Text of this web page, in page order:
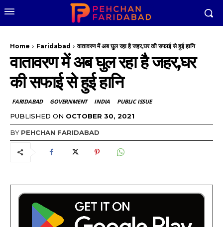
Home Faridabad वातावरण में अब घुल रहा है जहर,घर की सफाई से हुई हानि
वातावरण में अब घुल रहा है जहर,घर
की सफाई से हुई हानि
FARIDABAD GOVERNMENT INDIA PUBLIC ISSUE
PUBLISHED ON OCTOBER 30, 2021
BY PEHCHAN FARIDABAD